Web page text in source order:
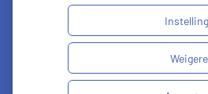
Uw Zorg Online
onze
Privacy verklaring Cookie-